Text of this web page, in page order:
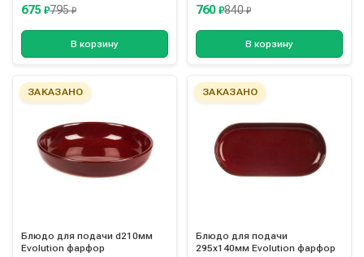
675 ₽795₽
В корзину
760 ₽840₽
В корзину
ЗАКАЗАНО
Блюдо для подачи d210мм
Evolution фарфор
ЗАКАЗАНО
Блюдо для подачи
295х140мм Evolution фарфор